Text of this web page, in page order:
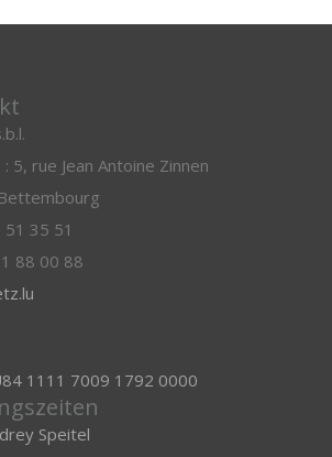
5, rue Jean Antoine Zinnen
35 51
88 00 88
1111 7009 1792 0000
Speitel